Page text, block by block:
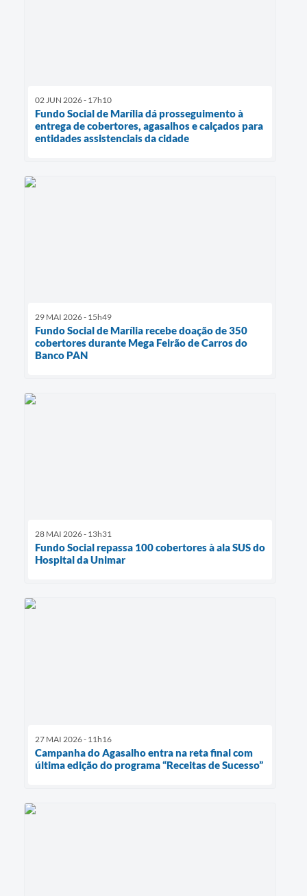
02 JUN 2026 - 17h10
Fundo Social de Marília dá prosseguimento à
entrega de cobertores, agasalhos e calçados para
entidades assistenciais da cidade
29 MAI 2026 - 15h49
Fundo Social de Marília recebe doação de 350
cobertores durante Mega Feirão de Carros do
Banco PAN
28 MAI 2026 - 13h31
Fundo Social repassa 100 cobertores à ala SUS do
Hospital da Unimar
27 MAI 2026 - 11h16
Campanha do Agasalho entra na reta final com
última edição do programa “Receitas de Sucesso”